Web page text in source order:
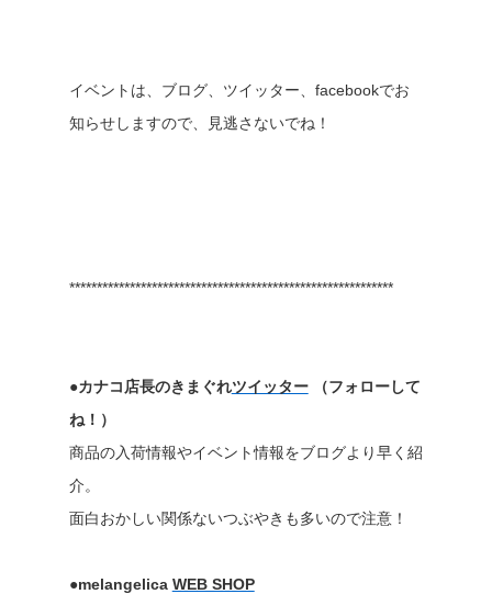
イベントは、ブログ、ツイッター、facebookでお
知らせしますので、見逃さないでね！
***********************************************************
●カナコ店長のきまぐれツイッター
（フォローして
ね！）
商品の入荷情報やイベント情報をブログより早く紹
介。
面白おかしい関係ないつぶやきも多いので注意！
●melangelica WEB SHOP